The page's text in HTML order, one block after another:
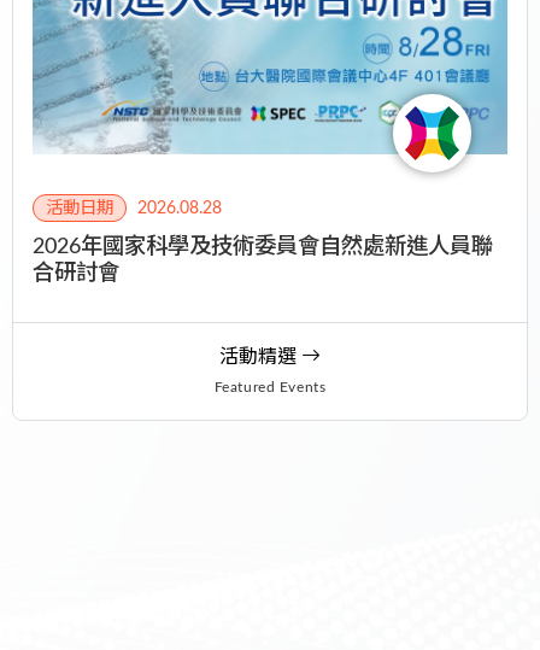
活動日期 2026.08.28
2026年國家科學及技術委員會自然處新進人員聯
合研討會
活動精選
Featured Events